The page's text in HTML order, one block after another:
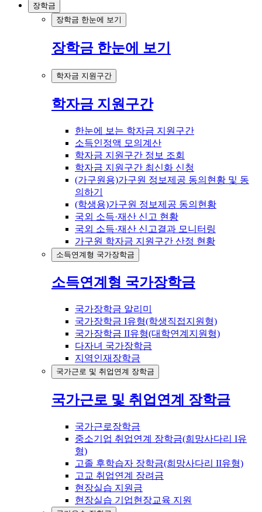
장학금
장학금 한눈에 보기
장학금 한눈에 보기
학자금 지원구간
학자금 지원구간
한눈에 보는 학자금 지원구간
소득인정액 모의계산
학자금 지원구간 정보 조회
학자금 지원구간 최신화 신청
(가구원용)가구원 정보제공 동의현황 및 동
의하기
(학생용)가구원 정보제공 동의현황
국외 소득·재산 신고 현황
국외 소득·재산 신고결과 모니터링
가구원 학자금 지원구간 산정 현황
소득연계형 국가장학금
소득연계형 국가장학금
국가장학금 알리미
국가장학금 I유형(학생직접지원형)
국가장학금 II유형(대학연계지원형)
다자녀 국가장학금
지역인재장학금
국가근로 및 취업연계 장학금
국가근로 및 취업연계 장학금
국가근로장학금
중소기업 취업연계 장학금(희망사다리 I유
형)
고졸 후학습자 장학금(희망사다리 II유형)
고교 취업연계 장려금
현장실습 지원금
현장실습 기업현장교육 지원